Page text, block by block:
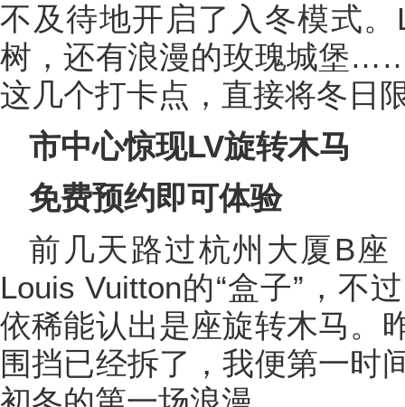
不及待地开启了入冬模式
树，还有浪漫的玫瑰城堡
这几个打卡点，直接将冬日
市中心惊现LV旋转木马
免费预约即可体验
前几天路过杭州大厦B座
Louis Vuitton的“盒子”，不
依稀能认出是座旋转木马。
围挡已经拆了，我便第一时